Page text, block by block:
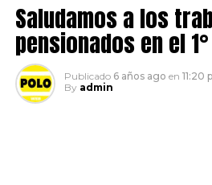
Saludamos a los
pensionados en el
Publicado 6 años ago en 11:20
By admin